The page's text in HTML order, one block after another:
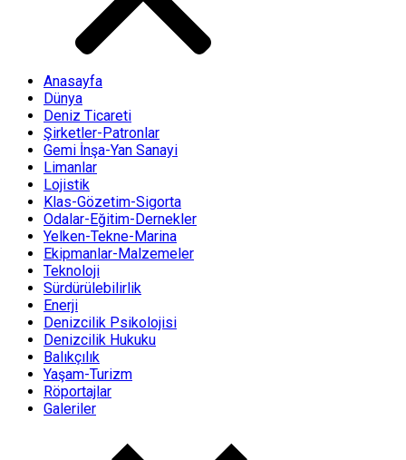
Anasayfa
Dünya
Deniz Ticareti
Şirketler-Patronlar
Gemi İnşa-Yan Sanayi
Limanlar
Lojistik
Klas-Gözetim-Sigorta
Odalar-Eğitim-Dernekler
Yelken-Tekne-Marina
Ekipmanlar-Malzemeler
Teknoloji
Sürdürülebilirlik
Enerji
Denizcilik Psikolojisi
Denizcilik Hukuku
Balıkçılık
Yaşam-Turizm
Röportajlar
Galeriler